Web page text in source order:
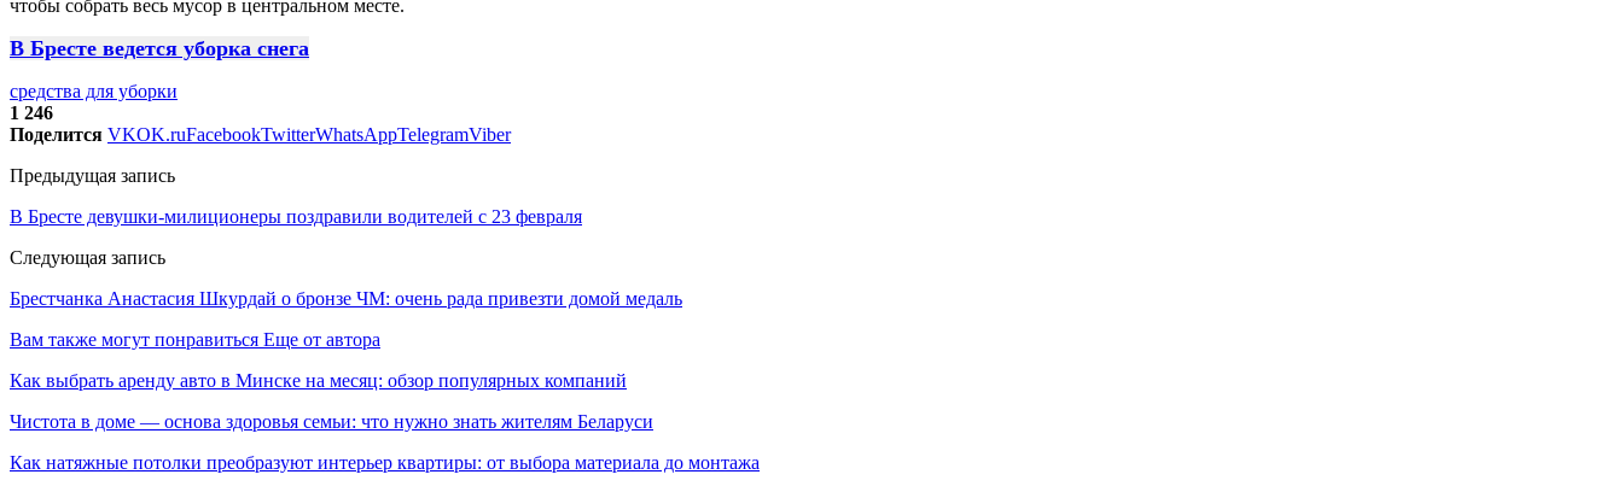
чтобы собрать весь мусор в центральном месте.
В Бресте ведется уборка снега
средства для уборки
1 246
Поделится VKOK.ruFacebookTwitterWhatsAppTelegramViber
Предыдущая запись
В Бресте девушки-милиционеры поздравили водителей с 23 февраля
Следующая запись
Брестчанка Анастасия Шкурдай о бронзе ЧМ: очень рада привезти домой медаль
Вам также могут понравиться Еще от автора
Как выбрать аренду авто в Минске на месяц: обзор популярных компаний
Чистота в доме — основа здоровья семьи: что нужно знать жителям Беларуси
Как натяжные потолки преобразуют интерьер квартиры: от выбора материала до монтажа